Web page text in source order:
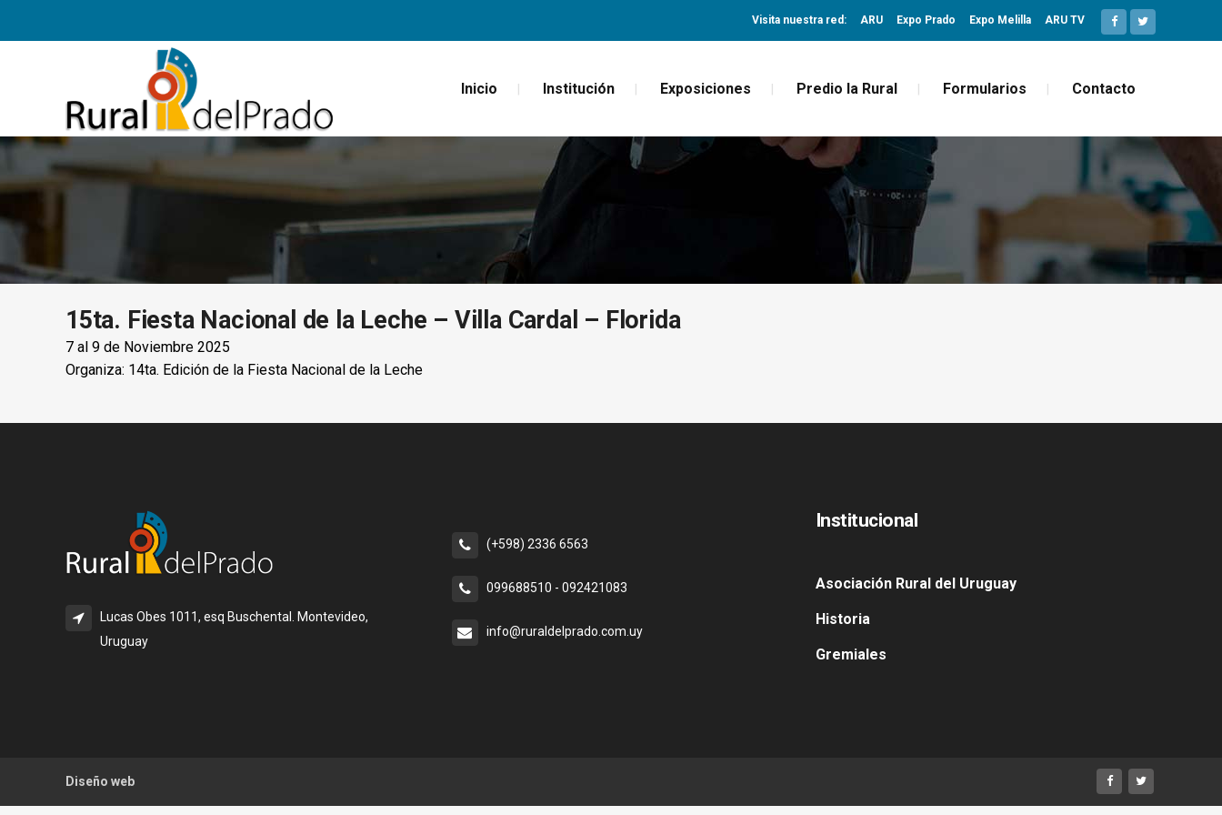
Visita nuestra red: ARU Expo Prado Expo Melilla ARU TV
Inicio Institución Exposiciones Predio la Rural Formularios Contacto
15ta. Fiesta Nacional de la Leche – Villa Cardal – Florida
7 al 9 de Noviembre 2025
Organiza: 14ta. Edición de la Fiesta Nacional de la Leche
Lucas Obes 1011, esq Buschental. Montevideo,
Uruguay
(+598) 2336 6563
099688510 - 092421083
info@ruraldelprado.com.uy
Institucional
Asociación Rural del Uruguay
Historia
Gremiales
Diseño web